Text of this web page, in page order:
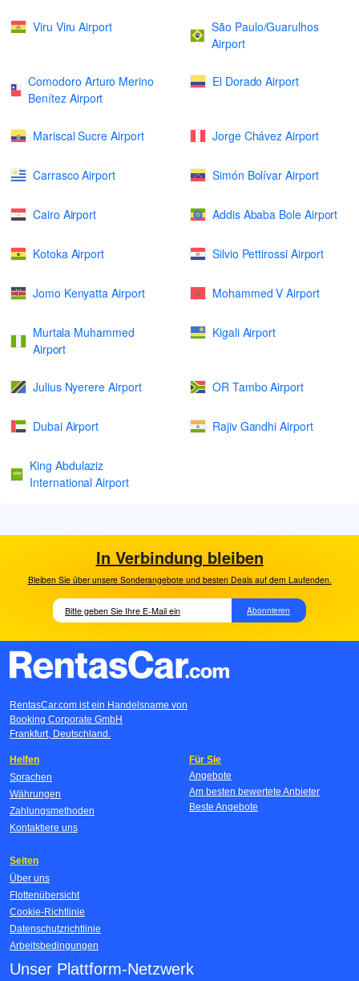
Viru Viru Airport
São Paulo/Guarulhos
Airport
Comodoro Arturo Merino
Benítez Airport
El Dorado Airport
Mariscal Sucre Airport Jorge Chávez Airport
Carrasco Airport Simón Bolívar Airport
Cairo Airport Addis Ababa Bole Airport
Kotoka Airport Silvio Pettirossi Airport
Jomo Kenyatta Airport Mohammed V Airport
Murtala Muhammed
Airport
Kigali Airport
Julius Nyerere Airport OR Tambo Airport
Dubai Airport Rajiv Gandhi Airport
King Abdulaziz
International Airport
In Verbindung bleiben
Bleiben Sie über unsere Sonderangebote und besten Deals auf dem Laufenden.
Abonnieren
RentasCar.com ist ein Handelsname von
Booking Corporate GmbH
Frankfurt, Deutschland.
Helfen
Sprachen
Währungen
Zahlungsmethoden
Kontaktiere uns
Für Sie
Angebote
Am besten bewertete Anbieter
Beste Angebote
Seiten
Über uns
Flottenübersicht
Cookie-Richtlinie
Datenschutzrichtlinie
Arbeitsbedingungen
Unser Plattform-Netzwerk